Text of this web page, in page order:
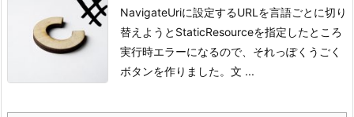
NavigateUriに設定するURLを言語ごとに切り
替えようとStaticResourceを指定したところ
実行時エラーになるので、それっぽくうごく
ボタンを作りました。 文 ...